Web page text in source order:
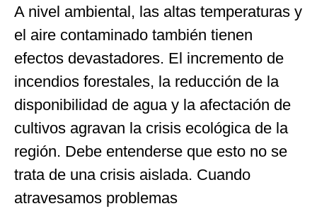
A nivel ambiental, las altas temperaturas y
el aire contaminado también tienen
efectos devastadores. El incremento de
incendios forestales, la reducción de la
disponibilidad de agua y la afectación de
cultivos agravan la crisis ecológica de la
región. Debe entenderse que esto no se
trata de una crisis aislada. Cuando
atravesamos problemas